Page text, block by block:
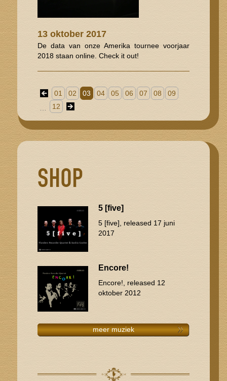
13 oktober 2017
De data van onze Amerika tournee voorjaar
2018 staan online. Check it out!
01 02 03 04 05 06 07 08
09
…
12
SHOP
5 [five]
5 [five], released 17 juni
2017
Encore!
Encore!, released 12
oktober 2012
meer muziek